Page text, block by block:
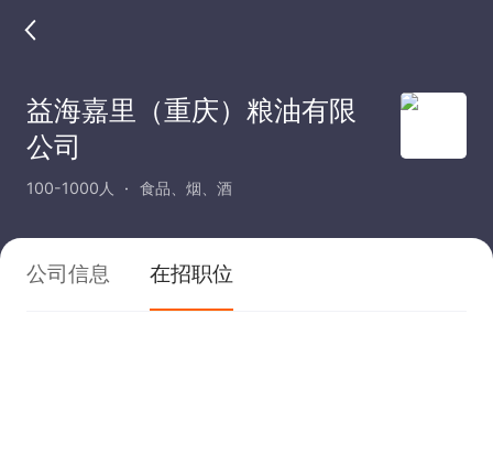
益海嘉里（重庆）粮油有限
公司
100-1000人 食品、烟、酒
公司信息 在招职位